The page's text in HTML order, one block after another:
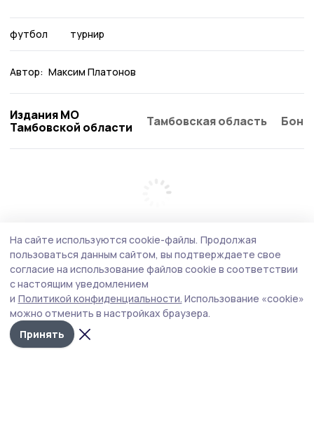
футбол турнир
Автор: Максим Платонов
Издания МО
Тамбовской области
Тамбовская область
На сайте используются cookie-файлы. Продолжая
пользоваться данным сайтом, вы подтверждаете свое
согласие на использование файлов cookie в соответствии
с настоящим уведомлением
и Политикой конфиденциальности. Использование «cookie»
можно отменить в настройках браузера.
Принять